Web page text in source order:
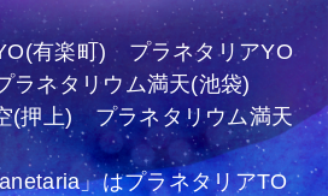
有楽町) プラネタリアYO
ネタリウム満天(池袋)
(押上) プラネタリウム満天
」はプラネタリアTO